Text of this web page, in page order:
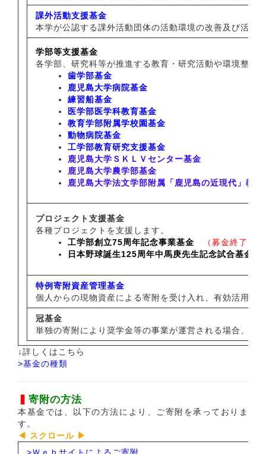
課外活動支援基金
本学が公認する課外活動団体の活動環境の改善及び活動
学部等支援基金
各学部、研究科等が推進する教育・研究活動や環境整備
歯学部基金
鹿児島大学病院基金
練習船基金
医学部医学科教育基金
教育学部附属学校園基金
動物病院基金
工学部教育研究支援基金
鹿児島大学ＳＫＬＶセンター基金
鹿児島大学農学部基金
鹿児島大学法文学部附属「鹿児島の近現代」教
プロジェクト支援基金
各種プロジェクトを支援します。
工学部創立75周年記念事業基金
（募金終了）
日本野球誕生125周年中馬庚先生記念試合基金
特例寄附資産管理基金
個人からの現物資産による寄附を受け入れ、有効活用
冠基金
単独の寄附により奨学金等の事業が運営される場合、事
↓詳しくはこちら
>基金の種類
寄附の方法
本基金では、以下の方法により、ご寄附を承っておりま
す。